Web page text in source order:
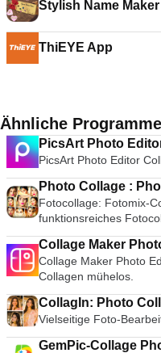
Stylish Name Maker
ThiEYE App
Ähnliche Programme
PicsArt Photo Editor
Photo Collage :
Fotocollage: Fotomix-
funktionsreiches
Collage
Collage Maker Photo
Collagen mühelos.
CollagIn: Photo
Vielseitige Foto-
GemPic-Collage